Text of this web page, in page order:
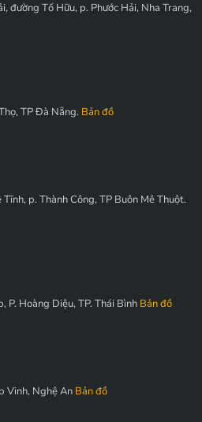
đường Tố Hữu, p. Phước Hải, Nha Trang,
TP Đà Nẵng. Bản đồ
p. Thành Công, TP Buôn Mê Thuột.
P. Hoàng Diệu, TP. Thái Bình Bản đồ
Vinh, Nghệ An Bản đồ